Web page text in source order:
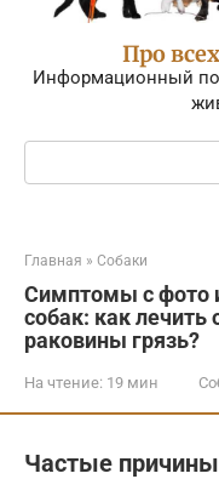
Про
Информационный
Поиск:
Главная » Собаки
Симптомы с фото
собак: как лечить
раковины грязь?
На чтение: 19 мин
Частые